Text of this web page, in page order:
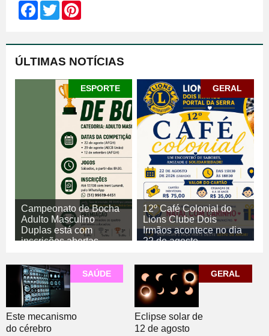
Facebook
Twitter
ÚLTIMAS NOTÍCIAS
ESPORTE
Campeonato de Bocha
Adulto Masculino
Duplas está com
inscrições abertas
ESPORTE
GERAL
12º Café Colonial do
Lions Clube Dois
Irmãos acontece no dia
22 de agosto
SAÚDE
Este mecanismo
do cérebro
GERAL
Eclipse solar de
12 de agosto